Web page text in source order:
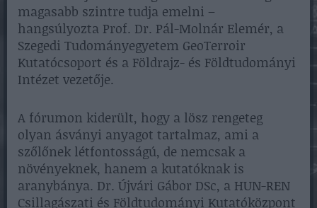
magasabb szintre tudja emelni –
hangsúlyozta Prof. Dr. Pál-Molnár Elemér, a
Szegedi Tudományegyetem GeoTerroir
Kutatócsoport és a Földrajz- és Földtudományi
Intézet vezetője.
A fórumon kiderült, hogy a lösz rengeteg
olyan ásványi anyagot tartalmaz, ami a
szőlőnek létfontosságú, de nemcsak a
növényeknek, hanem a kutatóknak is
aranybánya. Dr. Újvári Gábor DSc, a HUN-REN
Csillagászati és Földtudományi Kutatóközpont